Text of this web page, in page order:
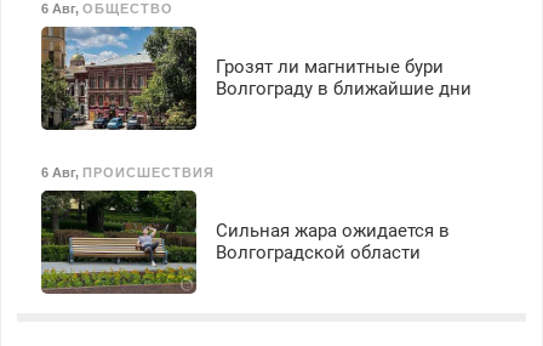
6 Авг, ОБЩЕСТВО
Грозят ли магнитные бури
Волгограду в ближайшие дни
6 Авг, ПРОИСШЕСТВИЯ
Сильная жара ожидается в
Волгоградской области